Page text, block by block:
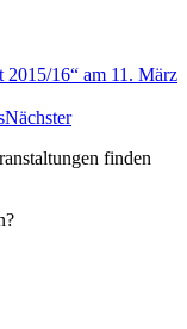
2015/16“ am 11. März
Nächster
finden